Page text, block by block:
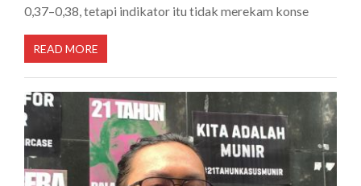
0,37–0,38, tetapi indikator itu tidak merekam konse
READ MORE